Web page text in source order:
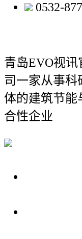
0532-
青岛EVO视
司一家从事科
体的建筑节能
合性企业